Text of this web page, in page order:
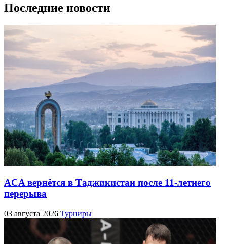
Последние новости
ACA вернётся в Таджикистан после 11-летнего
перерыва
03 августа 2026 Турниры